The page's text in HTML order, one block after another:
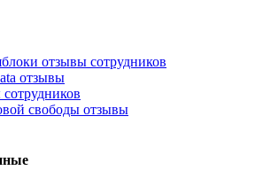
отзывы сотрудников
отзывы
свободы отзывы